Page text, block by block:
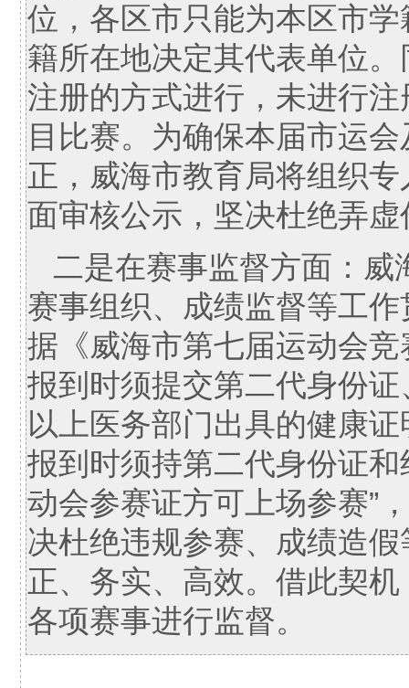
位，各区市只能为本区市
籍所在地决定其代表单位
注册的方式进行，未进行
目比赛。为确保本届市运
正，威海市教育局将组织
面审核公示，坚决杜绝弄
二是在赛事监督方面：
赛事组织、成绩监督等工
据《威海市第七届运动会
报到时须提交第二代身份
以上医务部门出具的健康
报到时须持第二代身份证
动会参赛证方可上场参赛”
决杜绝违规参赛、成绩造
正、务实、高效。借此契
各项赛事进行监督。